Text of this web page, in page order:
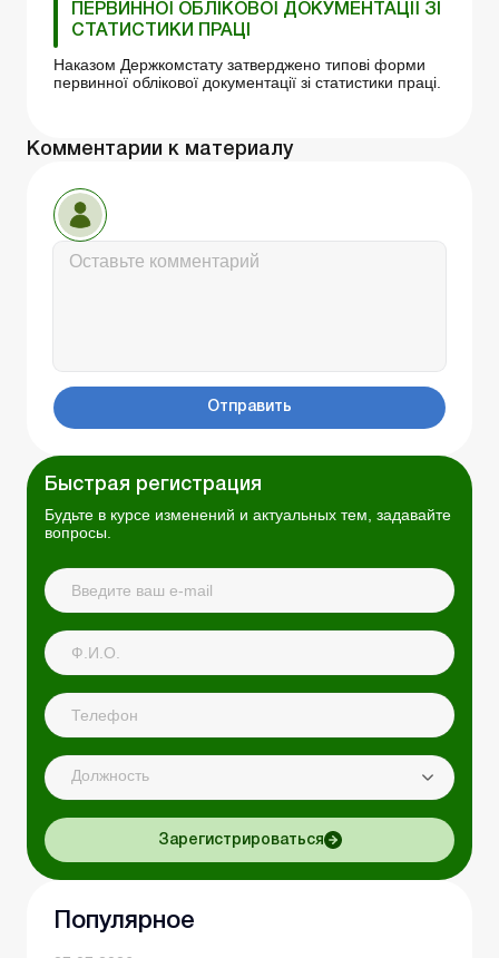
ПЕРВИННОЇ ОБЛІКОВОЇ ДОКУМЕНТАЦІЇ ЗІ
СТАТИСТИКИ ПРАЦІ
Наказом Держкомстату затверджено типові форми
первинної облікової документації зі статистики праці.
Комментарии к материалу
Отправить
Быстрая регистрация
Будьте в курсе изменений и актуальных тем, задавайте
вопросы.
Должность
Зарегистрироваться
Популярное